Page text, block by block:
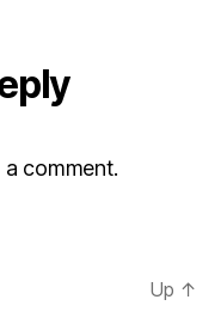
comment.
Up ↑